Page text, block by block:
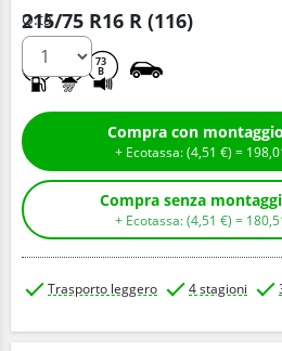
215/75 R16 R (116)
73
B
Q.tà
+ Ecotassa: (4,51 € ) = 198,
+ Ecotassa: (4,51 € ) = 180,
Trasporto leggero 4 stagioni